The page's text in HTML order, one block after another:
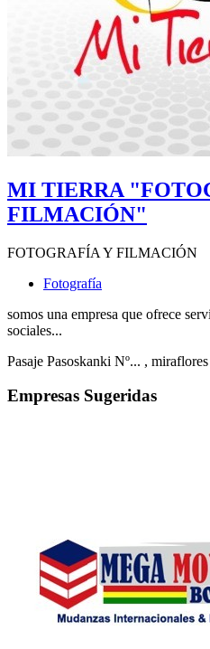
MI TIERRA
FILMACIÓN"
FOTOGRAFÍA Y FILMACIÓN
Fotografía
somos una empresa que ofrece
sociales...
Pasaje Pasoskanki Nº... , miraflores
Empresas Sugeridas